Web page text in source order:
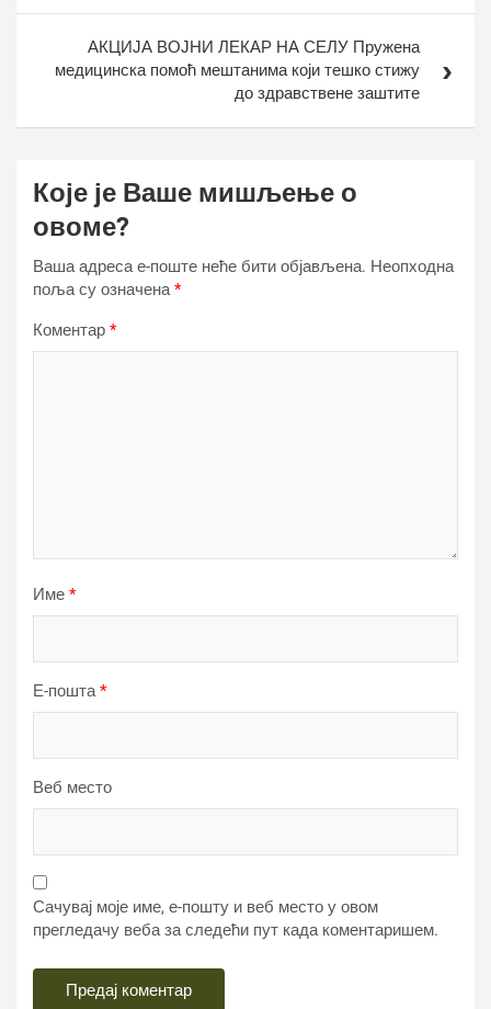
АКЦИЈА ВОЈНИ ЛЕКАР НА СЕЛУ Пружена
медицинска помоћ мештанима који тешко стижу
до здравствене заштите
Које је Ваше мишљење о
овоме?
Ваша адреса е-поште неће бити објављена. Неопходна
поља су означена*
Коментар *
Име *
Е-пошта*
Веб место
Сачувај моје име, е-пошту и веб место у овом
прегледачу веба за следећи пут када коментаришем.